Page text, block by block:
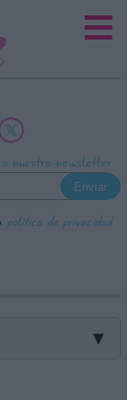
a nuestra newsletter
política de privacidad
▼